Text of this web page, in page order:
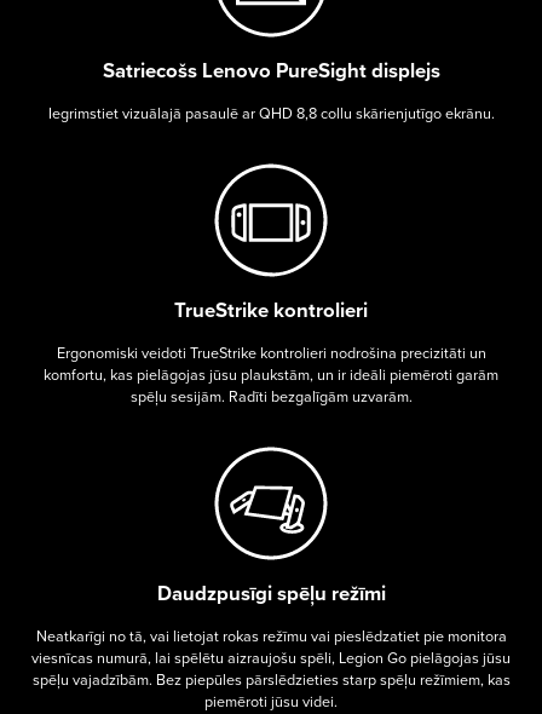
Satriecošs Lenovo PureSight displejs
Iegrimstiet vizuālajā pasaulē ar QHD 8,8 collu skārienjutīgo ekrānu.
TrueStrike kontrolieri
Ergonomiski veidoti TrueStrike kontrolieri nodrošina precizitāti un
komfortu, kas pielāgojas jūsu plaukstām, un ir ideāli piemēroti garām
spēļu sesijām. Radīti bezgalīgām uzvarām.
Daudzpusīgi spēļu režīmi
Neatkarīgi no tā, vai lietojat rokas režīmu vai pieslēdzatiet pie monitora
viesnīcas numurā, lai spēlētu aizraujošu spēli, Legion Go pielāgojas jūsu
spēļu vajadzībām. Bez piepūles pārslēdzieties starp spēļu režīmiem, kas
piemēroti jūsu videi.